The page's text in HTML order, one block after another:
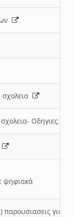
σχολεια
Οδηγιες
ψηφιακά
παρουσιασεις για